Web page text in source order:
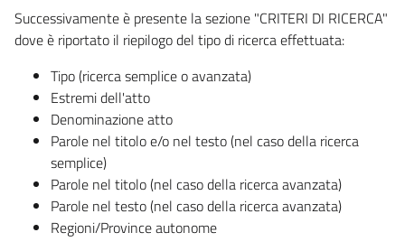
Successivamente è presente la sezione "CRITERI DI RICERCA"
dove è riportato il riepilogo del tipo di ricerca effettuata:
Tipo (ricerca semplice o avanzata)
Estremi dell'atto
Denominazione atto
Parole nel titolo e/o nel testo (nel caso della ricerca
semplice)
Parole nel titolo (nel caso della ricerca avanzata)
Parole nel testo (nel caso della ricerca avanzata)
Regioni/Province autonome